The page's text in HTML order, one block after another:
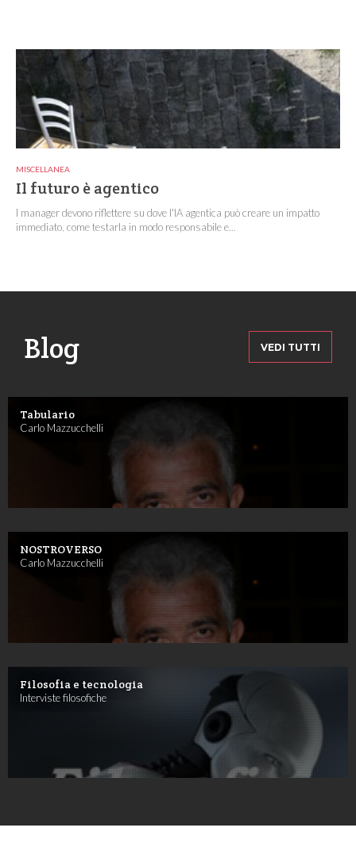
MISCELLANEA
Il futuro è agentico
I manager devono riflettere su dove l'IA agentica può creare un impatto
immediato, come testarla in modo responsabile e...
Blog VEDI TUTTI
Tabulario
Carlo Mazzucchelli
NOSTROVERSO
Carlo Mazzucchelli
Filosofia e tecnologia
Interviste filosofiche